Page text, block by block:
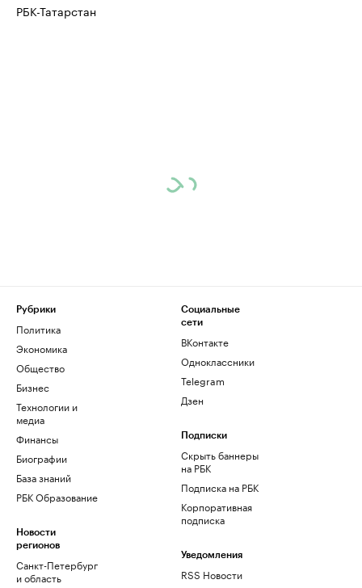
РБК-Татарстан
Рубрики
Политика
Экономика
Общество
Бизнес
Технологии и
медиа
Финансы
Биографии
База знаний
РБК Образование
Новости
регионов
Санкт-Петербург
и область
Социальные
сети
ВКонтакте
Одноклассники
Telegram
Дзен
Подписки
Скрыть баннеры
на РБК
Подписка на РБК
Корпоративная
подписка
Уведомления
RSS Новости